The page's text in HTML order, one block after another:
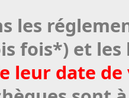
les
fois*) et les
leur date